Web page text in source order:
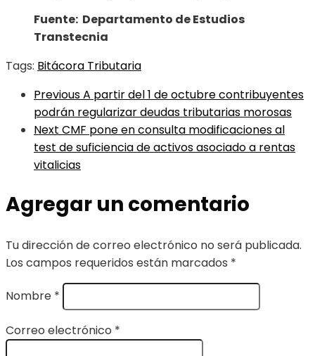
Fuente: Departamento de Estudios
Transtecnia
Tags: Bitácora Tributaria
PreviousA partir del 1 de octubre contribuyentes
podrán regularizar deudas tributarias morosas
Next CMF pone en consulta modificaciones al
test de suficiencia de activos asociado a rentas
vitalicias
Agregar un comentario
Tu dirección de correo electrónico no será publicada.
Los campos requeridos están marcados *
Nombre *
Correo electrónico *